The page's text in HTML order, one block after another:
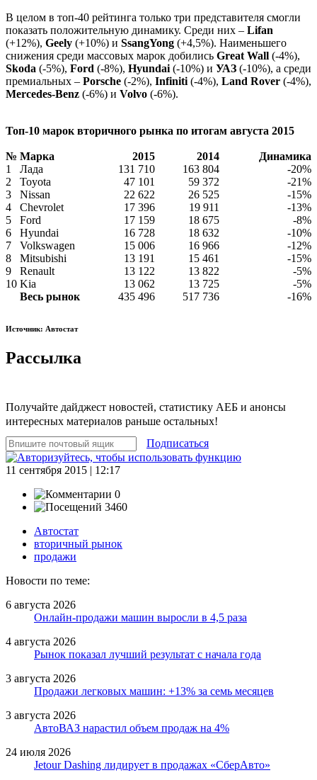
В целом в топ-40 рейтинга только три представителя смогли
показать положительную динамику. Среди них – Lifan
(+12%), Geely (+10%) и SsangYong (+4,5%). Наименьшего
снижения среди массовых марок добились Great Wall (-4%),
Skoda (-5%), Ford (-8%), Hyundai (-10%) и УАЗ (-10%), а среди
премиальных – Porsche (-2%), Infiniti (-4%), Land Rover (-4%),
Mercedes-Benz (-6%) и Volvo (-6%).
Топ-10 марок вторичного рынка по итогам августа 2015
№ Марка 2015 2014
Динамика
1
Лада 131 710 163 804
-20%
2
Toyota 47 101 59 372
-21%
3
Nissan 22 622 26 525
-15%
4
Chevrolet 17 396 19 911
-13%
5
Ford 17 159 18 675
-8%
6
Hyundai 16 728 18 632
-10%
7
Volkswagen 15 006 16 966
-12%
8
Mitsubishi 13 191 15 461
-15%
9
Renault 13 122 13 822
-5%
10 Kia 13 062 13 725
-5%
Весь рынок
435 496 517 736 -16%
Источник: Автостат
Рассылка
Получайте дайджест новостей, статистику АЕБ и анонсы
интересных материалов раньше остальных!
Подписаться
11 сентября 2015 | 12:17
0
3460
Автостат
вторичный рынок
продажи
Новости по теме:
6 августа 2026
Онлайн-продажи машин выросли в 4,5 раза
4 августа 2026
Рынок показал лучший результат с начала года
3 августа 2026
Продажи легковых машин: +13% за семь месяцев
3 августа 2026
АвтоВАЗ нарастил объем продаж на 4%
24 июля 2026
Jetour Dashing лидирует в продажах «СберАвто»